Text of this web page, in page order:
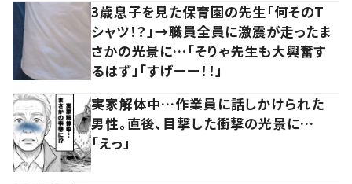
3歳息子を見た保育園の先生「何そのT
シャツ！？」→職員全員に激震が走ったま
さかの光景に…「そりゃ先生も大興奮す
るはず」「すげーー！！」
実家解体中…作業員に話しかけられた
男性。直後、目撃した衝撃の光景に…
「えっ」